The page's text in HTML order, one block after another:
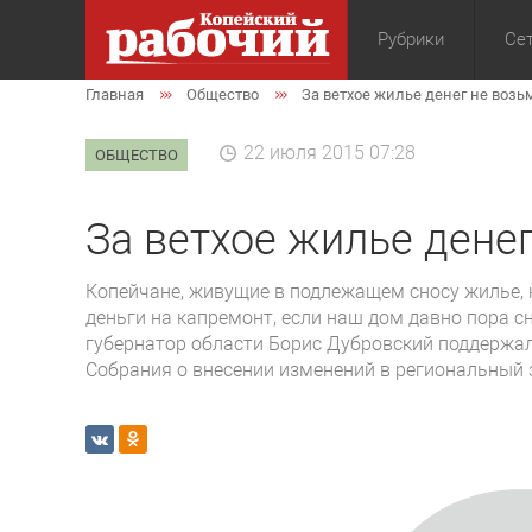
Рубрики
Общество
Главная Общество За ветхое жилье денег не
ОБЩЕСТВО 22 июля 2015 07:28
За ветхое жилье
Копейчане, живущие в подлежащем сносу
деньги на капремонт, если наш дом давно пора
губернатор области Борис Дубровский
Собрания о внесении изменений в